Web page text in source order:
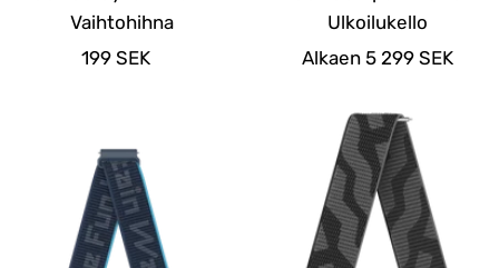
Vaihtohihna
Alennushinta
199 SEK
Ulkoilukello
Alennushinta
Alkaen 5 299 SEK